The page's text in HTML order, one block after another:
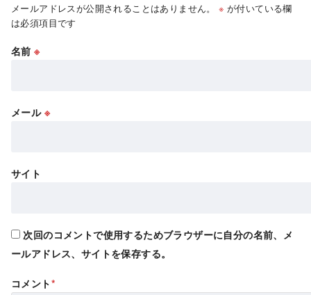
メールアドレスが公開されることはありません。 ※ が付いている欄
は必須項目です
名前※
メール ※
サイト
次回のコメントで使用するためブラウザーに自分の名前、メ
ールアドレス、サイトを保存する。
コメント*